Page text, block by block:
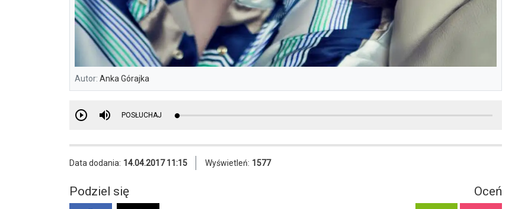
Autor: Anka Górajka
POSŁUCHAJ
Data dodania: 14.04.2017 11:15 Wyświetleń: 1577
Podziel się Oceń